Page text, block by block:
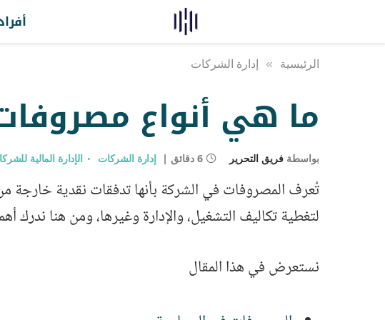
الرئيسية » إدارة الشركات
ما هي أنواع
بواسطة فريق التحرير 6 دقائق إدارة الشركات الإدارة المالية
تُعرف المصروفات في الشركة بأنها تدفقات نقدية خارجة
لتغطية تكاليف التشغيل، والإدارة وغيرها، ومن هنا ندرك
نستعرض في هذا المقال